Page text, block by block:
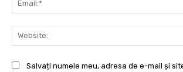
Salvați numele meu, adresa de e-mail și